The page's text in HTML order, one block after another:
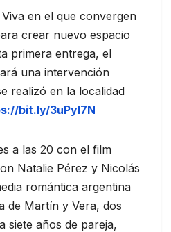
en el que convergen
crear nuevo espacio
primera entrega, el
una intervención
realizó en la localidad
bit.ly/3uPyl7N
a las 20 con el film
Natalie Pérez y Nicolás
romántica argentina
de Martín y Vera, dos
siete años de pareja,